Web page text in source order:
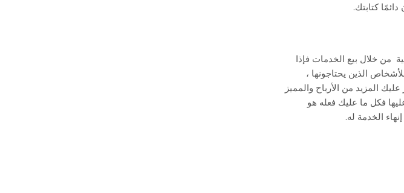
كتابتك.
من خلال بيع الخدمات فإذا
الذين يحتاجونها ،
المزيد من الأرباح والمميز
فكل ما عليك فعله هو
الخدمة له.